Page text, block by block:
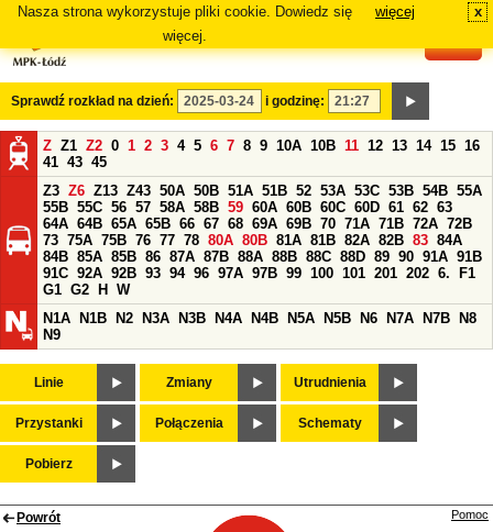
Nasza strona wykorzystuje pliki cookie. Dowiedz się
więcej.
więcej x
Sprawdź rozkład na dzień: i godzinę:
Z Z1 Z2 0 1 2 3 4 5 6 7 8 9 10A 10B 11 12 13 14 15 16
41 43 45
Z3 Z6 Z13 Z43 50A 50B 51A 51B 52 53A 53C 53B 54B 55A
55B 55C 56 57 58A 58B 59 60A 60B 60C 60D 61 62 63
64A 64B 65A 65B 66 67 68 69A 69B 70 71A 71B 72A 72B
73 75A 75B 76 77 78 80A 80B 81A 81B 82A 82B 83 84A
84B 85A 85B 86 87A 87B 88A 88B 88C 88D 89 90 91A 91B
91C 92A 92B 93 94 96 97A 97B 99 100 101 201 202 6.
F1
G1 G2 H
W
N1A
N1B N2 N3A N3B N4A N4B N5A N5B N6 N7A N7B
N8
N9
Linie Zmiany Utrudnienia
Przystanki Połączenia Schematy
Pobierz
Powrót Pomoc